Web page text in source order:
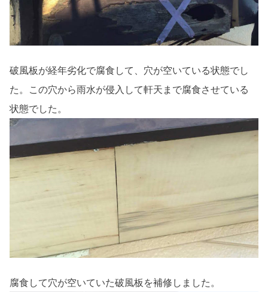
破風板が経年劣化で腐食して、穴が空いている状態でし
た。この穴から雨水が侵入して軒天まで腐食させている
状態でした。
腐食して穴が空いていた破風板を補修しました。